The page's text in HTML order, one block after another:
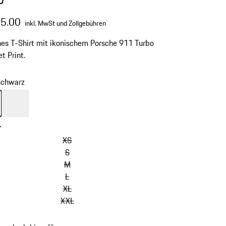
inkl. MwSt und Zollgebühren
T-Shirt mit ikonischem Porsche 911 Turbo
Print.
XS
S
M
L
XL
XXL